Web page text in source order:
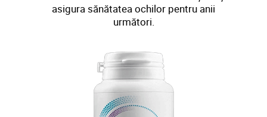
asigura sănătatea ochilor pentru anii
următori.